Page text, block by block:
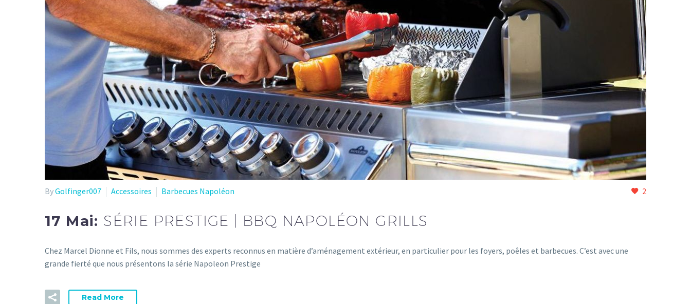
2
ByGolfinger007 Accessoires Barbecues Napoléon
17 Mai: SÉRIE PRESTIGE | BBQ NAPOLÉON GRILLS
Chez Marcel Dionne et Fils, nous sommes des experts reconnus en matière d’aménagement extérieur, en particulier pour les foyers, poêles et barbecues. C’est avec une
grande fierté que nous présentons la série Napoleon Prestige
Read More